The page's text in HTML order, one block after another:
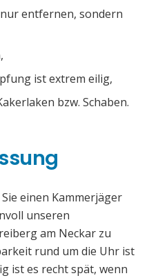
entfernen, sondern
ist extrem eilig,
bzw. Schaben.
einen Kammerjäger
unseren
am Neckar zu
rund um die Uhr ist
ist es recht spät, wenn